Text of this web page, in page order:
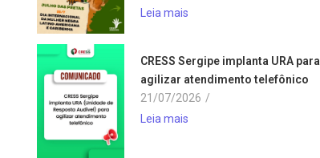
Leia mais
CRESS Sergipe implanta URA para
agilizar atendimento telefônico
21/07/2026 /
Leia mais